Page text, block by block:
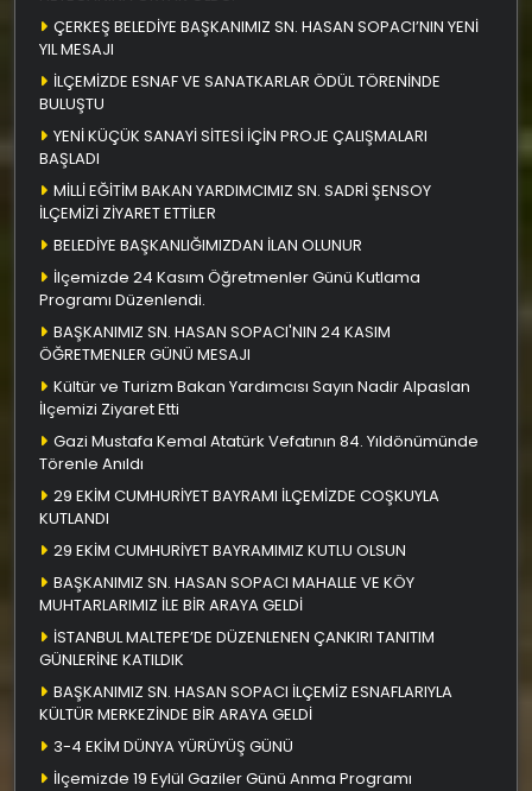
ÇERKEŞ BELEDİYE BAŞKANIMIZ SN. HASAN SOPACI’NIN YENİ
YIL MESAJI
İLÇEMİZDE ESNAF VE SANATKARLAR ÖDÜL TÖRENİNDE
BULUŞTU
YENİ KÜÇÜK SANAYİ SİTESİ İÇİN PROJE ÇALIŞMALARI
BAŞLADI
MİLLİ EĞİTİM BAKAN YARDIMCIMIZ SN. SADRİ ŞENSOY
İLÇEMİZİ ZİYARET ETTİLER
BELEDİYE BAŞKANLIĞIMIZDAN İLAN OLUNUR
İlçemizde 24 Kasım Öğretmenler Günü Kutlama
Programı Düzenlendi.
BAŞKANIMIZ SN. HASAN SOPACI'NIN 24 KASIM
ÖĞRETMENLER GÜNÜ MESAJI
Kültür ve Turizm Bakan Yardımcısı Sayın Nadir Alpaslan
İlçemizi Ziyaret Etti
Gazi Mustafa Kemal Atatürk Vefatının 84. Yıldönümünde
Törenle Anıldı
29 EKİM CUMHURİYET BAYRAMI İLÇEMİZDE COŞKUYLA
KUTLANDI
29 EKİM CUMHURİYET BAYRAMIMIZ KUTLU OLSUN
BAŞKANIMIZ SN. HASAN SOPACI MAHALLE VE KÖY
MUHTARLARIMIZ İLE BİR ARAYA GELDİ
İSTANBUL MALTEPE’DE DÜZENLENEN ÇANKIRI TANITIM
GÜNLERİNE KATILDIK
BAŞKANIMIZ SN. HASAN SOPACI İLÇEMİZ ESNAFLARIYLA
KÜLTÜR MERKEZİNDE BİR ARAYA GELDİ
3-4 EKİM DÜNYA YÜRÜYÜŞ GÜNÜ
İlçemizde 19 Eylül Gaziler Günü Anma Programı